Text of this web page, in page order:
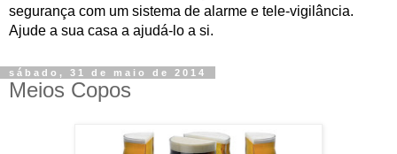
segurança com um sistema de alarme e tele-vigilância.
Ajude a sua casa a ajudá-lo a si.
sábado, 31 de maio de 2014
Meios Copos